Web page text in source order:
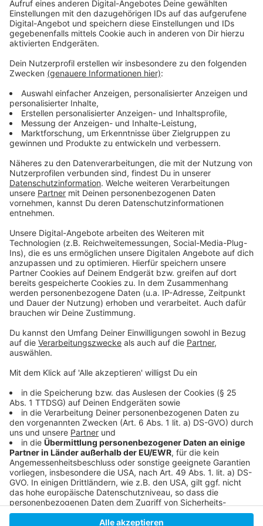
KAP1
Anzeige
Als Teil der Zentralbibliothek wurde heute die neue
Jugendbibliothek vorgestellt. Auf 200 Quadratmetern
ist für die Jugendlichen ein Raum zum Wohlfühlen
entstanden, mit Sofaecken, Jugendliteratur und einem
Gaming-Angebot. Es ist das erste Mal, dass es hierfür
Anzeige
Weitere Infos und Links zum Thema:
Anzeige
Informationen der Stadt zum Stand der Arbeiten
Umzug der Zentralbibliothek
KAP1 bekommt Solaranlage
Infos und Bilder zum Rohbau des KAP1
Anzeige
Anzeige